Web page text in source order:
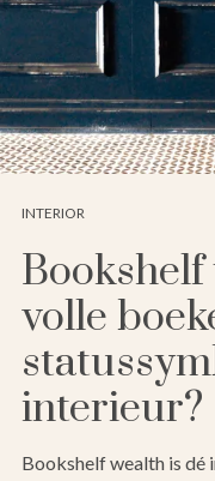
INTERIOR
volle
interieur?
Bookshelf wealth is